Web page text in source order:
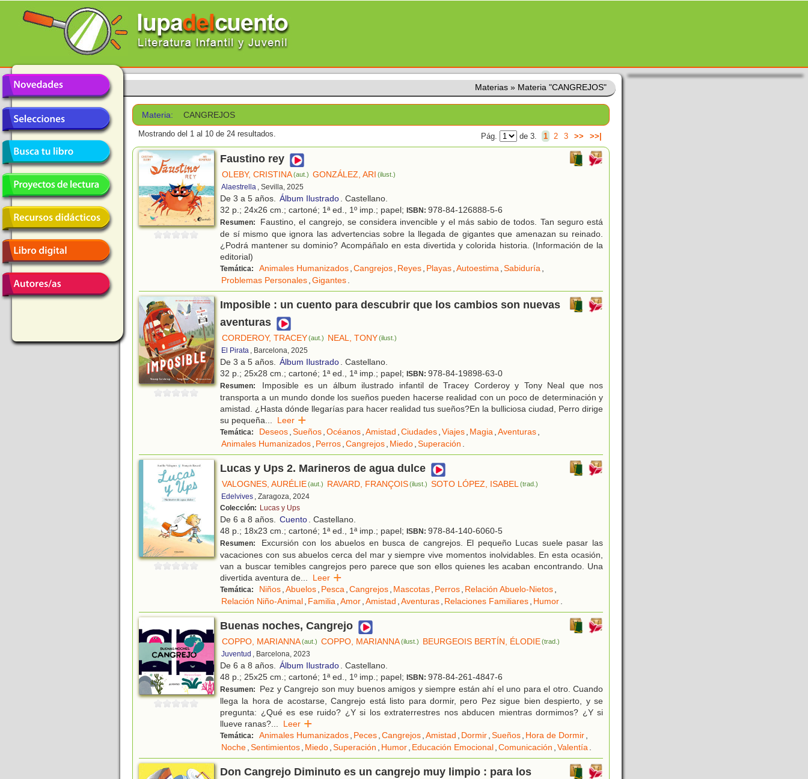
Materias » Materia "CANGREJOS"
Materia: CANGREJOS
Mostrando del 1 al 10 de 24 resultados. Pág. de 3. 1 2 3 >> >>|
Faustino rey
OLEBY, CRISTINA(aut.) GONZÁLEZ, ARI (ilust.)
Alaestrella , Sevilla, 2025
De 3 a 5 años. Álbum Ilustrado. Castellano.
32 p.; 24x26 cm.; cartoné; 1ª ed., 1º imp.; papel; ISBN: 978-84-126888-5-6
Resumen:
Faustino, el cangrejo, se considera invencible y el más sabio de todos. Tan seguro está
de sí mismo que ignora las advertencias sobre la llegada de gigantes que amenazan su reinado.
¿Podrá mantener su dominio? Acompáñalo en esta divertida y colorida historia. (Información de la
editorial)
Temática: Animales Humanizados,Cangrejos, Reyes, Playas,Autoestima,Sabiduría,
Problemas Personales,Gigantes.
Imposible : un cuento para descubrir que los cambios son nuevas
aventuras
CORDEROY, TRACEY(aut.) NEAL, TONY(ilust.)
El Pirata , Barcelona, 2025
De 3 a 5 años. Álbum Ilustrado. Castellano.
32 p.; 25x28 cm.; cartoné; 1ª ed., 1ª imp.; papel; ISBN: 978-84-19898-63-0
Resumen:
Imposible es un álbum ilustrado infantil de Tracey Corderoy y Tony Neal que nos
transporta a un mundo donde los sueños pueden hacerse realidad con un poco de determinación y
amistad. ¿Hasta dónde llegarías para hacer realidad tus sueños?En la bulliciosa ciudad, Perro dirige
su pequeña... Leer
Temática: Deseos,Sueños,Océanos,Amistad ,Ciudades,Viajes, Magia,Aventuras,
Animales Humanizados, Perros,Cangrejos, Miedo,Superación .
Lucas y Ups 2. Marineros de agua dulce
VALOGNES, AURÉLIE(aut.) RAVARD, FRANÇOIS(ilust.) SOTO LÓPEZ, ISABEL (trad.)
Edelvives , Zaragoza, 2024
Colección: Lucas y Ups
De 6 a 8 años. Cuento. Castellano.
48 p.; 18x23 cm.; cartoné; 1ª ed., 1ª imp.; papel; ISBN: 978-84-140-6060-5
Resumen:
Excursión con los abuelos en busca de cangrejos. El pequeño Lucas suele pasar las
vacaciones con sus abuelos cerca del mar y siempre vive momentos inolvidables. En esta ocasión,
van a buscar temibles cangrejos pero parece que son ellos quienes les acaban encontrando. Una
divertida aventura de... Leer
Temática: Niños,Abuelos, Pesca,Cangrejos, Mascotas, Perros, Relación Abuelo-Nietos,
Relación Niño-Animal, Familia,Amor,Amistad ,Aventuras, Relaciones Familiares, Humor.
Buenas noches, Cangrejo
COPPO, MARIANNA(aut.) COPPO, MARIANNA(ilust.) BEURGEOIS BERTÍN, ÉLODIE (trad.)
Juventud , Barcelona, 2023
De 6 a 8 años. Álbum Ilustrado. Castellano.
48 p.; 25x25 cm.; cartoné; 1ª ed., 1º imp.; papel; ISBN: 978-84-261-4847-6
Resumen:
Pez y Cangrejo son muy buenos amigos y siempre están ahí el uno para el otro. Cuando
llega la hora de acostarse, Cangrejo está listo para dormir, pero Pez sigue bien despierto, y se
pregunta: ¿Qué es ese ruido? ¿Y si los extraterrestres nos abducen mientras dormimos? ¿Y si
llueve ranas?... Leer
Temática: Animales Humanizados, Peces,Cangrejos,Amistad , Dormir,Sueños, Hora de Dormir,
Noche,Sentimientos, Miedo,Superación , Humor, Educación Emocional,Comunicación ,Valentía.
Don Cangrejo Diminuto es un cangrejo muy limpio : para los